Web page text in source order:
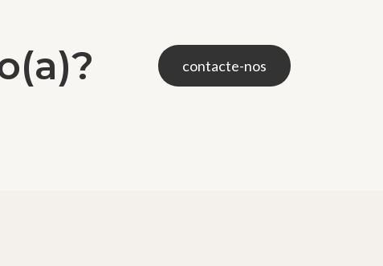
contacte-nos